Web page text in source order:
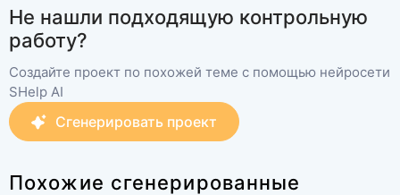
ПРАКТИЧЕСКИЕ.
ПРОФИЛЕ,
Не нашли подходящую контрольную
работу?
Создайте проект по похожей теме с помощью нейросети
SHelp AI
Сгенерировать проект
Похожие сгенерированные